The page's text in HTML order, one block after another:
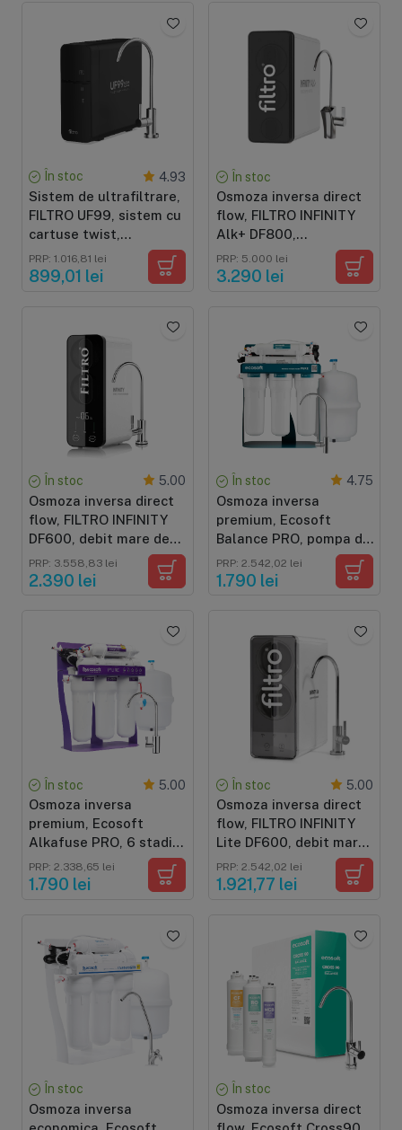
În stoc 4.93
Sistem de ultrafiltrare,
FILTRO UF99, sistem cu
cartuse twist,
membrana 0.01 microni,
ultracompact
PRP: 1.016,81 lei
899,01 lei
În stoc
Osmoza inversa direct
flow, FILTRO INFINITY
Alk+ DF800,
alcalinizare prin
mineralizare, debit
PRP: 5.000 lei
3.290 lei
În stoc 5.00
Osmoza inversa direct
flow, FILTRO INFINITY
DF600, debit mare de
600GPD, fara bazin,
pompa booster, display
PRP: 3.558,83 lei
2.390 lei
În stoc 4.75
Osmoza inversa
premium, Ecosoft
Balance PRO, pompa de
presiune, cadru metalic,
6 stadii, 75 GPD,
PRP: 2.542,02 lei
1.790 lei
În stoc 5.00
Osmoza inversa
premium, Ecosoft
Alkafuse PRO, 6 stadii,
pompa de presiune si
cadru metalic,
PRP: 2.338,65 lei
1.790 lei
În stoc 5.00
Osmoza inversa direct
flow, FILTRO INFINITY
Lite DF600, debit mare
de 600GPD, fara bazin,
pompa booster, cartuse
cu sistem twist
PRP: 2.542,02 lei
1.921,77 lei
În stoc
Osmoza inversa
În stoc
Osmoza inversa direct